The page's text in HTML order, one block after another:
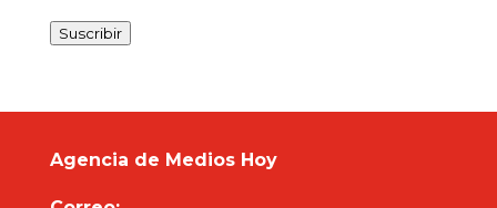
correo
Suscribir
Agencia de Medios Hoy